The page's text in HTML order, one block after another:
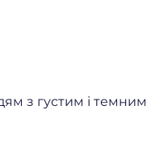
з густим і темним